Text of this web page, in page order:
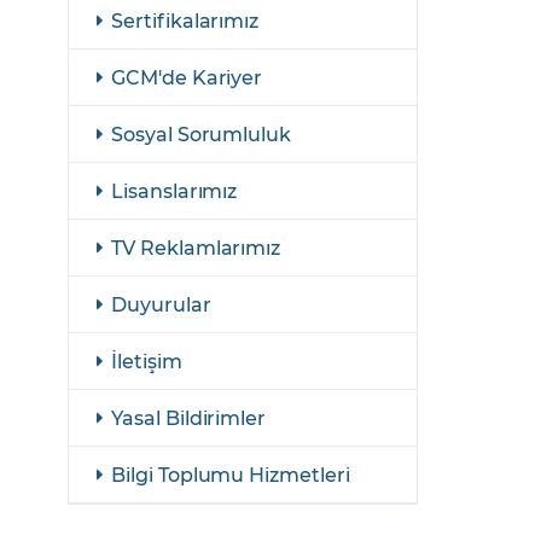
GCM Borsa Trader Eğitim Videoları
Sertifikalarımız
GCM'de Kariyer
Sosyal Sorumluluk
Lisanslarımız
TV Reklamlarımız
Duyurular
İletişim
Yasal Bildirimler
Bilgi Toplumu Hizmetleri